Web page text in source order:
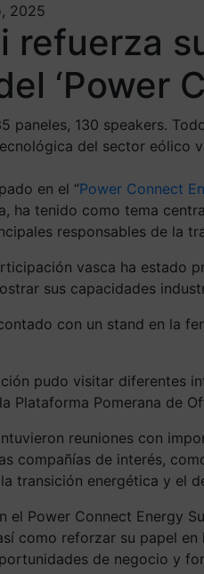
2025
refuerza
‘Power
paneles, 130 speakers.
del sector eólico
en el “Power Connect
ha tenido como tema
responsables de la
vasca ha estado
sus capacidades
con un stand en la
pudo visitar diferentes
Plataforma Pomerana de
reuniones con
compañías de interés,
transición energética y el
el Power Connect Energy
como reforzar su papel
de negocio y